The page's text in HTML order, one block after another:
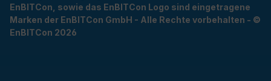
EnBITCon, sowie das EnBITCon Logo sind eingetragene
Marken der EnBITCon GmbH - Alle Rechte vorbehalten - ©
EnBITCon 2026